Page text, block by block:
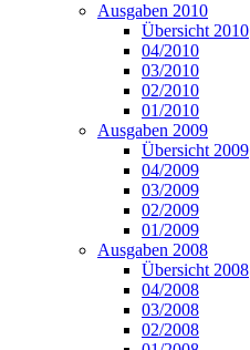
Ausgaben 2010
Übersicht 2010
04/2010
03/2010
02/2010
01/2010
Ausgaben 2009
Übersicht 2009
04/2009
03/2009
02/2009
01/2009
Ausgaben 2008
Übersicht 2008
04/2008
03/2008
02/2008